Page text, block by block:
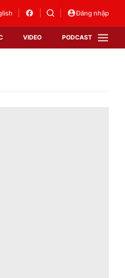
Đăng nhập
VIDEO PODCAST
VTV Sức khoẻ